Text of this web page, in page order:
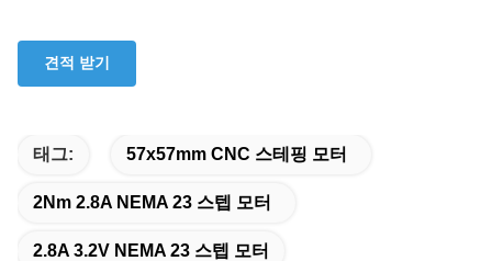
견적 받기
태그: 57x57mm CNC 스테핑 모터
2Nm 2.8A NEMA 23 스텝 모터
2.8A 3.2V NEMA 23 스텝 모터